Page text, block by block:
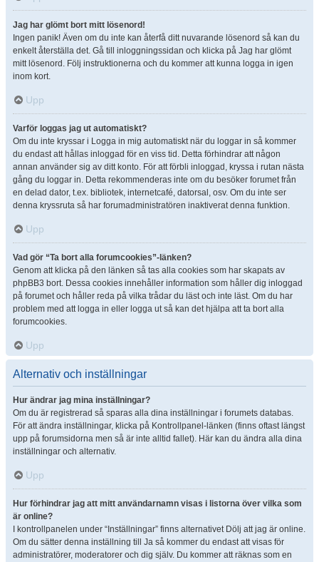
Jag har glömt bort mitt lösenord!
Ingen panik! Även om du inte kan återfå ditt nuvarande lösenord så kan du
enkelt återställa det. Gå till inloggningssidan och klicka på Jag har glömt
mitt lösenord. Följ instruktionerna och du kommer att kunna logga in igen
inom kort.
Upp
Varför loggas jag ut automatiskt?
Om du inte kryssar i Logga in mig automatiskt när du loggar in så kommer
du endast att hållas inloggad för en viss tid. Detta förhindrar att någon
annan använder sig av ditt konto. För att förbli inloggad, kryssa i rutan nästa
gång du loggar in. Detta rekommenderas inte om du besöker forumet från
en delad dator, t.ex. bibliotek, internetcafé, datorsal, osv. Om du inte ser
denna kryssruta så har forumadministratören inaktiverat denna funktion.
Upp
Vad gör “Ta bort alla forumcookies”-länken?
Genom att klicka på den länken så tas alla cookies som har skapats av
phpBB3 bort. Dessa cookies innehåller information som håller dig inloggad
på forumet och håller reda på vilka trådar du läst och inte läst. Om du har
problem med att logga in eller logga ut så kan det hjälpa att ta bort alla
forumcookies.
Upp
Alternativ och inställningar
Hur ändrar jag mina inställningar?
Om du är registrerad så sparas alla dina inställningar i forumets databas.
För att ändra inställningar, klicka på Kontrollpanel-länken (finns oftast längst
upp på forumsidorna men så är inte alltid fallet). Här kan du ändra alla dina
inställningar och alternativ.
Upp
Hur förhindrar jag att mitt användarnamn visas i listorna över vilka som
är online?
I kontrollpanelen under “Inställningar” finns alternativet Dölj att jag är online.
Om du sätter denna inställning till Ja så kommer du endast att visas för
administratörer, moderatorer och dig själv. Du kommer att räknas som en